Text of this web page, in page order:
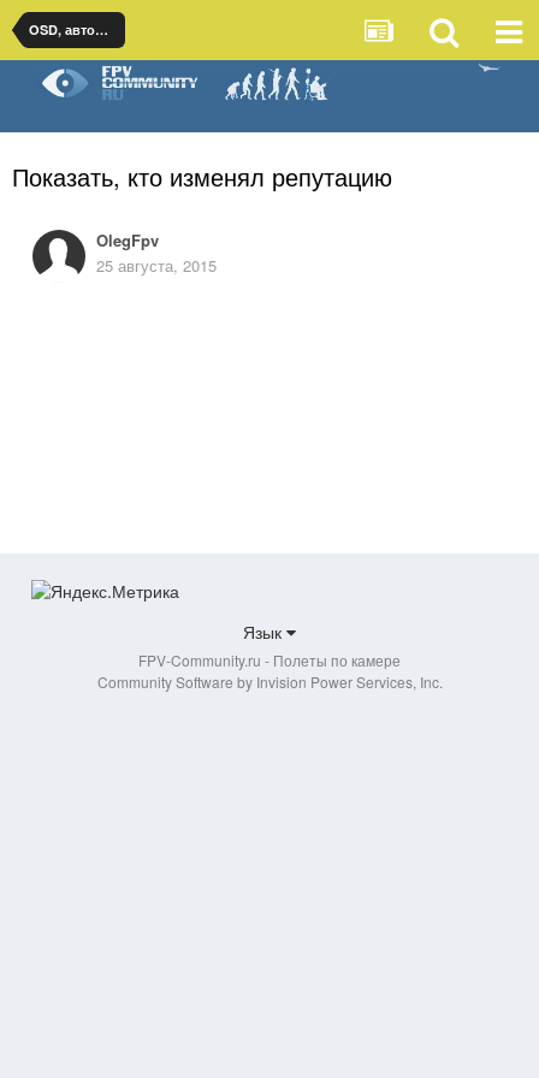
OSD, автопилоты и стабилизация для самолетов
Показать, кто изменял репутацию
OlegFpv
25 августа, 2015
Язык
FPV-Community.ru - Полеты по камере
Community Software by Invision Power Services, Inc.